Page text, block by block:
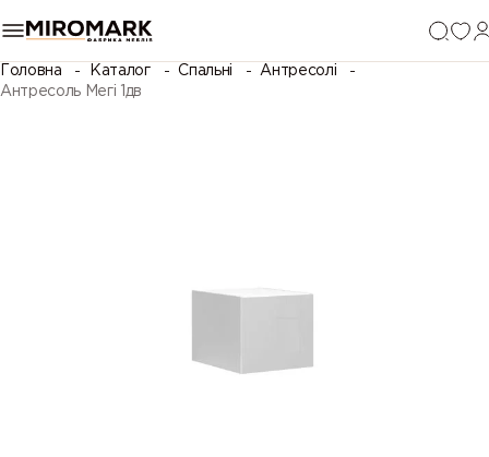
Головна Каталог Спальні
Антресолі
Антресоль Мегі 1дв